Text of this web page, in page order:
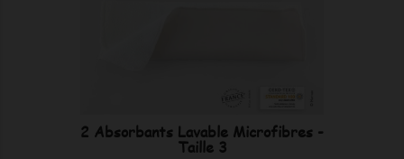
2 Absorbants Lavable Microfibres -
Taille 3